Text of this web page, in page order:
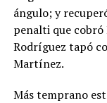
ángulo; y
penalti que cobró
Rodríguez tapó
Martínez.
Más temprano